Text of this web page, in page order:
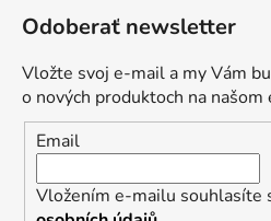
Odoberať newsletter
Vložte svoj e-mail a my Vám
o nových produktoch na našom
Email
Vložením e-mailu souhlasíte